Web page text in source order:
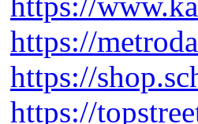
https://
https://
https://